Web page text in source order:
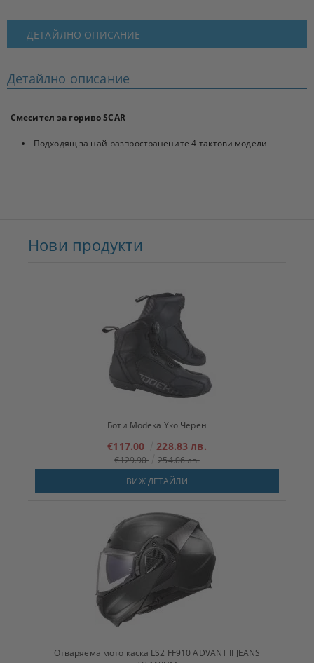
ДЕТАЙЛНО ОПИСАНИЕ
Детайлно описание
Смесител за гориво SCAR
Подходящ за най-разпространените 4-тактови модели
Нови продукти
Боти Modeka Yko Черен
€117.00 228.83 лв.
€129.90
254.06 лв.
ВИЖ ДЕТАЙЛИ
Отваряема мото каска LS2 FF910 ADVANT II JEANS